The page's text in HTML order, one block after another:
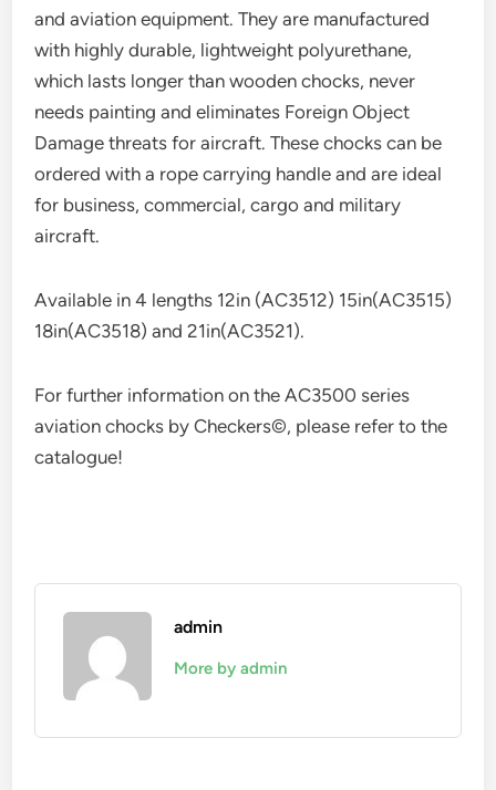
and aviation equipment. They are manufactured
with highly durable, lightweight polyurethane,
which lasts longer than wooden chocks, never
needs painting and eliminates Foreign Object
Damage threats for aircraft. These chocks can be
ordered with a rope carrying handle and are ideal
for business, commercial, cargo and military
aircraft.
Available in 4 lengths 12in (AC3512) 15in(AC3515)
18in(AC3518) and 21in(AC3521).
For further information on the AC3500 series
aviation chocks by Checkers©, please refer to the
catalogue!
admin
More by admin